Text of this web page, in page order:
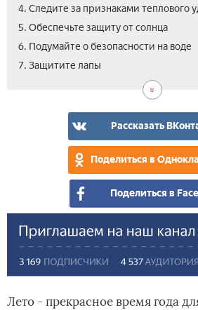
4. Следите за признаками теплового
5. Обеспечьте защиту от солнца
6. Подумайте о безопасности на воде
7. Защитите лапы
Рассказать
Поделиться в
Поделиться в
Лето - прекрасное время года